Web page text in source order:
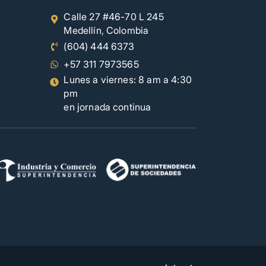
Calle 27 #46-70 L 245
Medellín, Colombia
(604) 444 6373
+57 311 7973565
Lunes a viernes: 8 am a 4:30
pm
en jornada continua